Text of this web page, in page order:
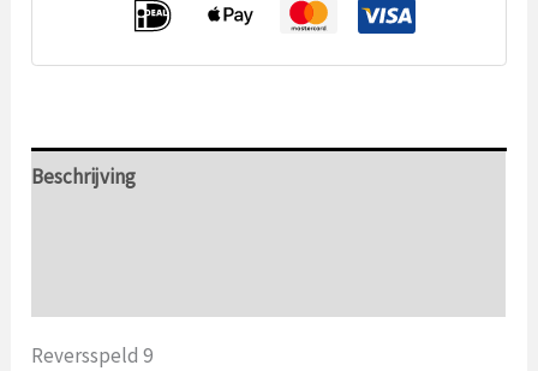
Beschrijving
Reversspeld 9